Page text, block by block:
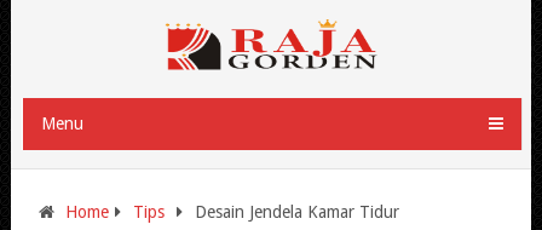
Menu
Home Tips Desain Jendela Kamar Tidur